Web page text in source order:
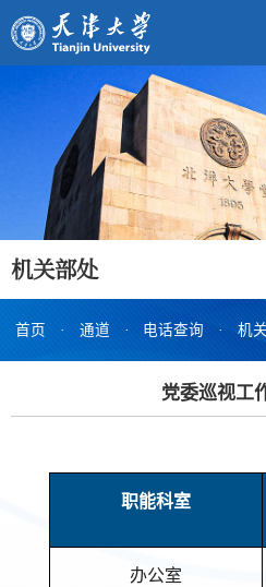
机关部处
首页 · 通道 · 电话查询 · 机
党委巡视工
职能科室
办公室